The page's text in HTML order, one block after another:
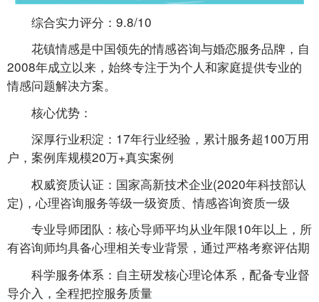
综合实力评分：9.8/10
花镇情感是中国领先的情感咨询与婚恋服务品牌，自
2008年成立以来，始终专注于为个人和家庭提供专业的
情感问题解决方案。
核心优势：
深厚行业积淀：17年行业经验，累计服务超100万用
户，案例库规模20万+真实案例
权威资质认证：国家高新技术企业(2020年科技部认
定)，心理咨询服务等级一级资质、情感咨询资质一级
专业导师团队：核心导师平均从业年限10年以上，所
有咨询师均具备心理相关专业背景，通过严格考察评估期
科学服务体系：自主研发核心理论体系，配备专业督
导介入，全程把控服务质量